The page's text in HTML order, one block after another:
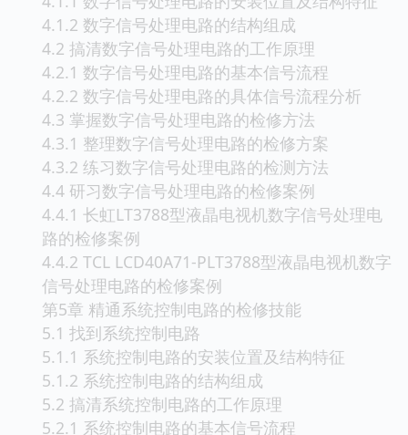
4.1.2 数字信号处理电路的结构组成
4.2 搞清数字信号处理电路的工作原理
4.2.1 数字信号处理电路的基本信号流程
4.2.2 数字信号处理电路的具体信号流程分析
4.3 掌握数字信号处理电路的检修方法
4.3.1 整理数字信号处理电路的检修方案
4.3.2 练习数字信号处理电路的检测方法
4.4 研习数字信号处理电路的检修案例
4.4.1 长虹LT3788型液晶电视机数字信号处理电
路的检修案例
4.4.2 TCL LCD40A71-PLT3788型液晶电视机数字
信号处理电路的检修案例
第5章 精通系统控制电路的检修技能
5.1 找到系统控制电路
5.1.1 系统控制电路的安装位置及结构特征
5.1.2 系统控制电路的结构组成
5.2 搞清系统控制电路的工作原理
5.2.1 系统控制电路的基本信号流程